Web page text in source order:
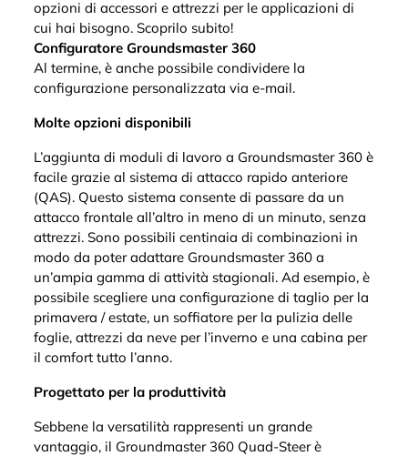
opzioni di accessori e attrezzi per le applicazioni di
cui hai bisogno. Scoprilo subito!
Configuratore Groundsmaster 360
Al termine, è anche possibile condividere la
configurazione personalizzata via e-mail.
Molte opzioni disponibili
L’aggiunta di moduli di lavoro a Groundsmaster 360 è
facile grazie al sistema di attacco rapido anteriore
(QAS). Questo sistema consente di passare da un
attacco frontale all’altro in meno di un minuto, senza
attrezzi. Sono possibili centinaia di combinazioni in
modo da poter adattare Groundsmaster 360 a
un’ampia gamma di attività stagionali. Ad esempio, è
possibile scegliere una configurazione di taglio per la
primavera / estate, un soffiatore per la pulizia delle
foglie, attrezzi da neve per l’inverno e una cabina per
il comfort tutto l’anno.
Progettato per la produttività
Sebbene la versatilità rappresenti un grande
vantaggio, il Groundmaster 360 Quad-Steer è